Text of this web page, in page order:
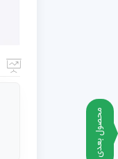
محصول بعدی